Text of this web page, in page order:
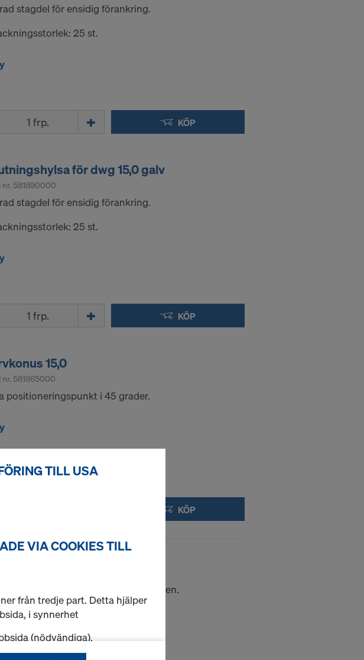
stagdel för ensidig förankring.
25 st.
KÖP
för dwg 15,0 galv
581890000
stagdel för ensidig förankring.
25 st.
KÖP
15,0
581865000
positioneringspunkt i 45 grader.
KÖP
av ingjutningshylsan på formen.
100 st.
TILL USA
VIA COOKIES TILL
från tredje part. Detta hjälper
i synnerhet
(nödvändiga),
nätbutik (funktionella och